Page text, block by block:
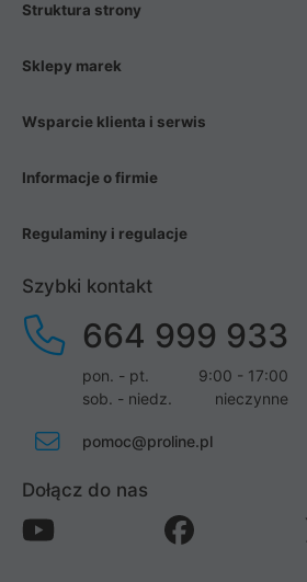
Struktura strony
Sklepy marek
Wsparcie klienta i serwis
Informacje o firmie
Regulaminy i regulacje
Szybki kontakt
664 999 933
pon. - pt.
9:00 - 17:00
sob. - niedz.
nieczynne
pomoc@proline.pl
Dołącz do nas